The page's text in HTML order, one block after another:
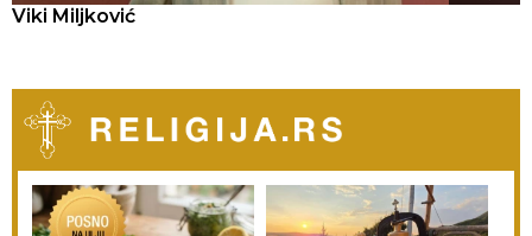
Viki Miljković